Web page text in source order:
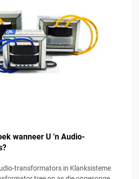
wanneer U 'n Audio-
transformators in Klanksisteme